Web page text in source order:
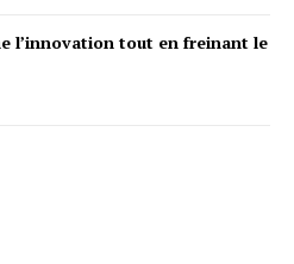
l’innovation tout en freinant le